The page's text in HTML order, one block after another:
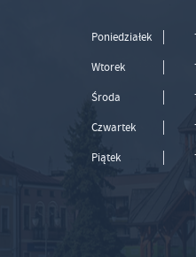
Poniedziałek
Wtorek
Środa
Czwartek
Piątek